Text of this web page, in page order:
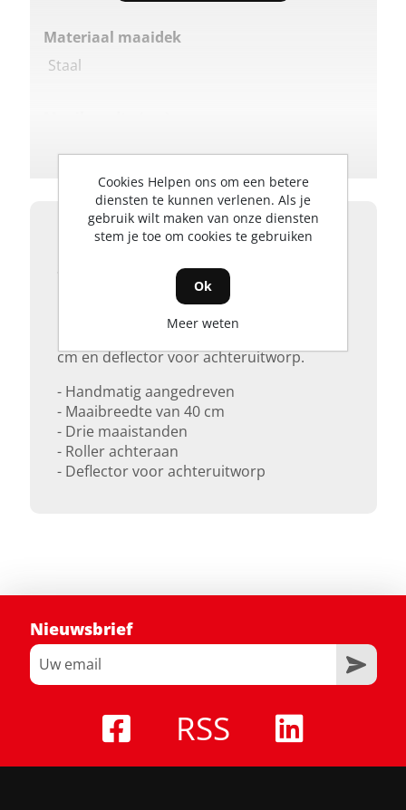
Product details
cm en deflector voor achteruitworp.
- Handmatig aangedreven
- Maaibreedte van 40 cm
- Drie maaistanden
- Roller achteraan
- Deflector voor achteruitworp
Materiaal maaidek
Staal
Rij-aandrijving
Nieuwsbrief
RSS
Cookies Helpen ons om een betere
diensten te kunnen verlenen. Als je
gebruik wilt maken van onze diensten
stem je toe om cookies te gebruiken
Ok
Meer weten